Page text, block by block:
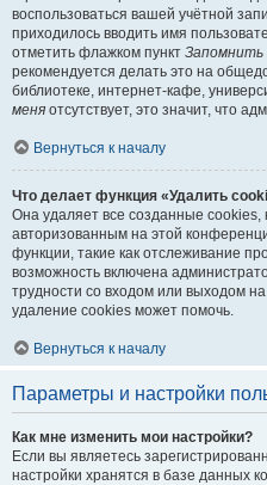
воспользоваться вашей учётной
приходилось вводить имя
отметить флажком пункт Запомнить
рекомендуется делать это на
библиотеке, интернет-кафе,
меня отсутствует, это значит, что
Вернуться к началу
Что делает функция «Удалить
Она удаляет все созданные cookies,
авторизованным на этой
функции, такие как отслеживание
возможность включена
трудности со входом или выходом
удаление cookies может помочь.
Вернуться к началу
Параметры и настройки
Как мне изменить мои настройки?
Если вы являетесь
настройки хранятся в базе данных